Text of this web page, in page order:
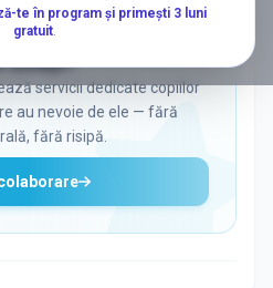
te în program și primești 3 luni
gratuit.
la părinții care
soluții?
servicii dedicate copiilor
au nevoie de ele — fără
fără risipă.